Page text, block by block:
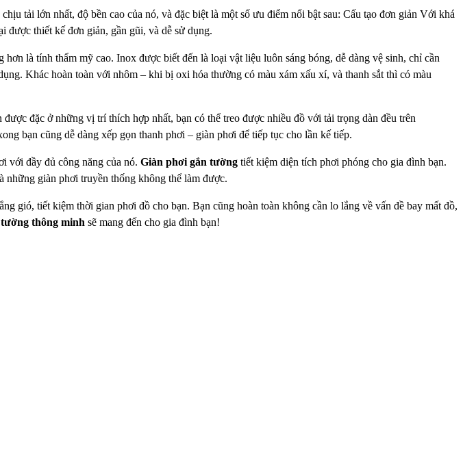
chịu tải lớn nhất, độ bền cao của nó, và đặc biệt là một số ưu điểm nổi bật sau: Cấu tạo đơn giản Với khá
được thiết kế đơn giản, gần gũi, và dễ sử dụng.
hơn là tính thẩm mỹ cao. Inox được biết đến là loại vật liệu luôn sáng bóng, dễ dàng vệ sinh, chỉ cần
Khác hoàn toàn với nhôm – khi bị oxi hóa thường có màu xám xấu xí, và thanh sắt thì có màu
được đặc ở những vị trí thích hợp nhất, bạn có thể treo được nhiều đồ với tải trọng dàn đều trên
bạn cũng dễ dàng xếp gọn thanh phơi – giàn phơi để tiếp tục cho lần kế tiếp.
với đầy đủ công năng của nó. Giàn phơi gắn tường tiết kiệm diện tích phơi phóng cho gia đình bạn.
những giàn phơi truyền thống không thể làm được.
gió, tiết kiệm thời gian phơi đồ cho bạn. Bạn cũng hoàn toàn không cần lo lắng về vấn đề bay mất đồ,
thông minh sẽ mang đến cho gia đình bạn!